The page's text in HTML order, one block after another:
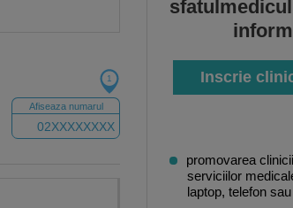
Afiseaza numarul
02XXXXXXXX
1 Inscrie
promovarea
serviciilor
laptop, telefon